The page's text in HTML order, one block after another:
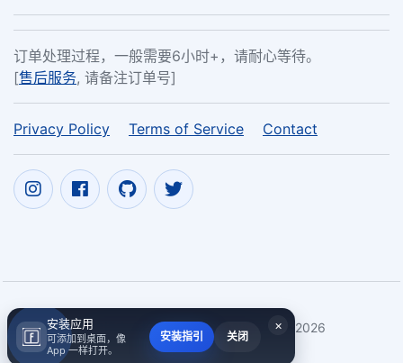
订单处理过程，一般需要6小时+，请耐心等待。
[售后服务, 请备注订单号]
Privacy Policy Terms of Service Contact
Copyright ©跨境电商培训行业之我的观察 2017~2026
×
安装应用
可添加到桌面，像
App 一样打开。
安装指引 关闭